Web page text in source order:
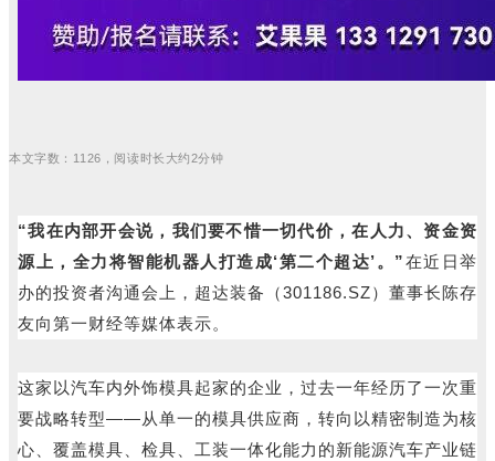
本文字数：1126，阅读时长大约2分钟
“我在内部开会说，我们要不惜一切代价，在人力、资金资
源上，全力将智能机器人打造成‘第二个超达’。”在近日举
办的投资者沟通会上，超达装备（301186.SZ）董事长陈存
友向第一财经等媒体表示。
这家以汽车内外饰模具起家的企业，过去一年经历了一次重
要战略转型——从单一的模具供应商，转向以精密制造为核
心、覆盖模具、检具、工装一体化能力的新能源汽车产业链